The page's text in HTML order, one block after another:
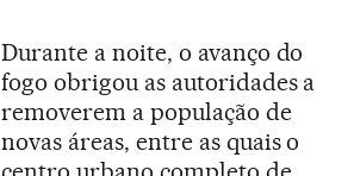
Durante a noite, o avanço do
fogo obrigou as autoridades a
removerem a população de
novas áreas, entre as quais o